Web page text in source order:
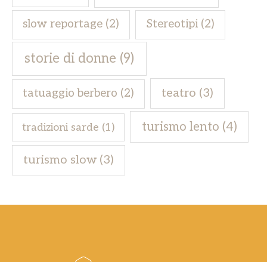
slow reportage (2) Stereotipi(2)
storie di donne (9)
tatuaggio berbero (2) teatro (3)
tradizioni sarde (1) turismo lento (4)
turismo slow(3)